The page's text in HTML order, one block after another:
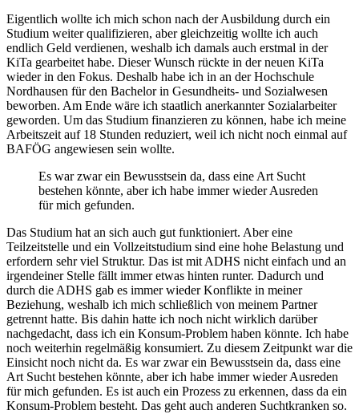
Eigentlich wollte ich mich schon nach der Ausbildung durch ein
Studium weiter qualifizieren, aber gleichzeitig wollte ich auch
endlich Geld verdienen, weshalb ich damals auch erstmal in der
KiTa gearbeitet habe. Dieser Wunsch rückte in der neuen KiTa
wieder in den Fokus. Deshalb habe ich in an der Hochschule
Nordhausen für den Bachelor in Gesundheits- und Sozialwesen
beworben. Am Ende wäre ich staatlich anerkannter Sozialarbeiter
geworden. Um das Studium finanzieren zu können, habe ich meine
Arbeitszeit auf 18 Stunden reduziert, weil ich nicht noch einmal auf
BAFÖG angewiesen sein wollte.
Es war zwar ein Bewusstsein da, dass eine Art Sucht
bestehen könnte, aber ich habe immer wieder Ausreden
für mich gefunden.
Das Studium hat an sich auch gut funktioniert. Aber eine
Teilzeitstelle und ein Vollzeitstudium sind eine hohe Belastung und
erfordern sehr viel Struktur. Das ist mit ADHS nicht einfach und an
irgendeiner Stelle fällt immer etwas hinten runter. Dadurch und
durch die ADHS gab es immer wieder Konflikte in meiner
Beziehung, weshalb ich mich schließlich von meinem Partner
getrennt hatte. Bis dahin hatte ich noch nicht wirklich darüber
nachgedacht, dass ich ein Konsum-Problem haben könnte. Ich habe
noch weiterhin regelmäßig konsumiert. Zu diesem Zeitpunkt war die
Einsicht noch nicht da. Es war zwar ein Bewusstsein da, dass eine
Art Sucht bestehen könnte, aber ich habe immer wieder Ausreden
für mich gefunden. Es ist auch ein Prozess zu erkennen, dass da ein
Konsum-Problem besteht. Das geht auch anderen Suchtkranken so.